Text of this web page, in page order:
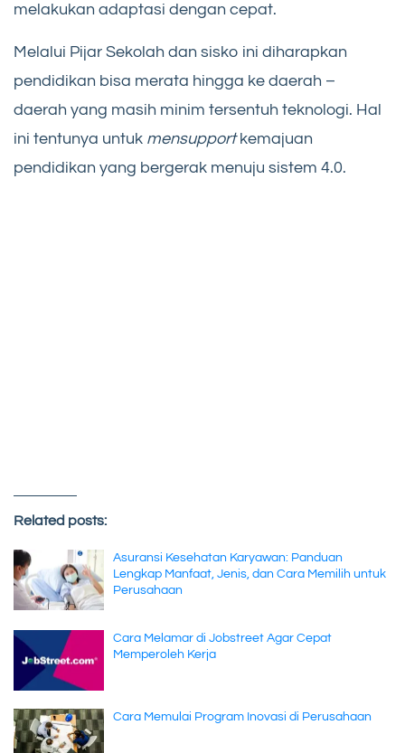
melakukan adaptasi dengan cepat.
Melalui Pijar Sekolah dan sisko ini diharapkan
pendidikan bisa merata hingga ke daerah –
daerah yang masih minim tersentuh teknologi. Hal
ini tentunya untuk mensupportkemajuan
pendidikan yang bergerak menuju sistem 4.0.
Related posts:
Asuransi Kesehatan Karyawan: Panduan
Lengkap Manfaat, Jenis, dan Cara Memilih untuk
Perusahaan
Cara Melamar di Jobstreet Agar Cepat
Memperoleh Kerja
Cara Memulai Program Inovasi di Perusahaan